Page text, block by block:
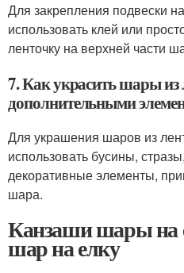
Для закрепления подвески
использовать клей или
ленточку на верхней части
7. Как украсить шары из
дополнительными
Для украшения шаров из
использовать бусины,
декоративные элементы,
шара.
Канзаши шары на
шар на елку